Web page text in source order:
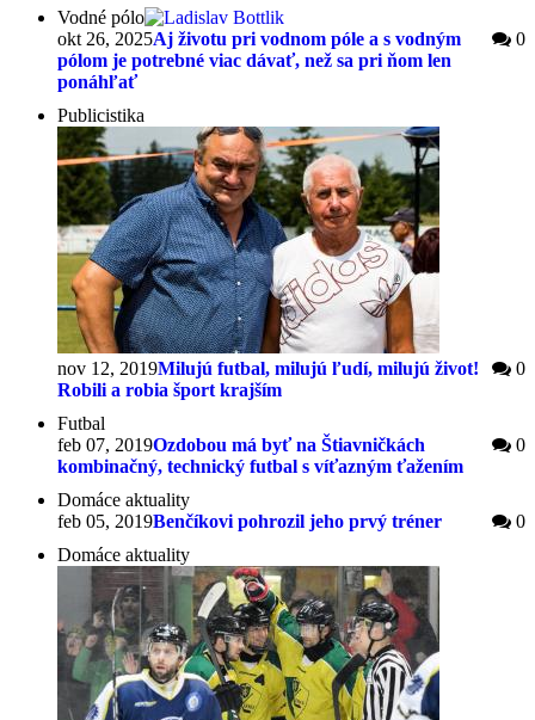
Vodné pólo
okt 26, 2025
0
Aj životu pri vodnom póle a s vodným
pólom je potrebné viac dávať, než sa pri ňom len
ponáhľať
Publicistika
nov 12, 2019 0
Milujú futbal, milujú ľudí, milujú život!
Robili a robia šport krajším
Futbal
feb 07, 2019
0
Ozdobou má byť na Štiavničkách
kombinačný, technický futbal s víťazným ťažením
Domáce aktuality
feb 05, 2019
0
Benčíkovi pohrozil jeho prvý tréner
Domáce aktuality